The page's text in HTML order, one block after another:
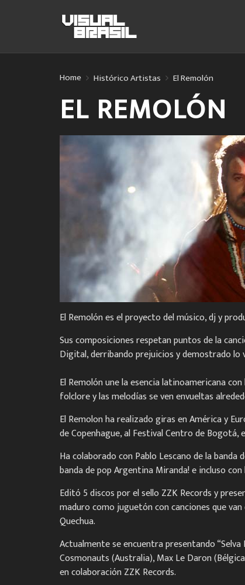
Home Histórico Artistas El Remolón
EL REMOLÓN
El Remolón es el proyecto del músico, dj y
Sus composiciones respetan puntos de la
Digital, derribando prejuicios y demostrado lo
El Remolón une la esencia latinoamericana
folclore y las melodías se ven envueltas
El Remolon ha realizado giras en América y
de Copenhague, al Festival Centro de Bogotá,
Ha colaborado con Pablo Lescano de la
banda de pop Argentina Miranda! e incluso
Editó 5 discos por el sello ZZK Records y
maduro como juguetón con canciones que
Quechua.
Actualmente se encuentra presentando
Cosmonauts (Australia), Max Le Daron
en colaboración ZZK Records.